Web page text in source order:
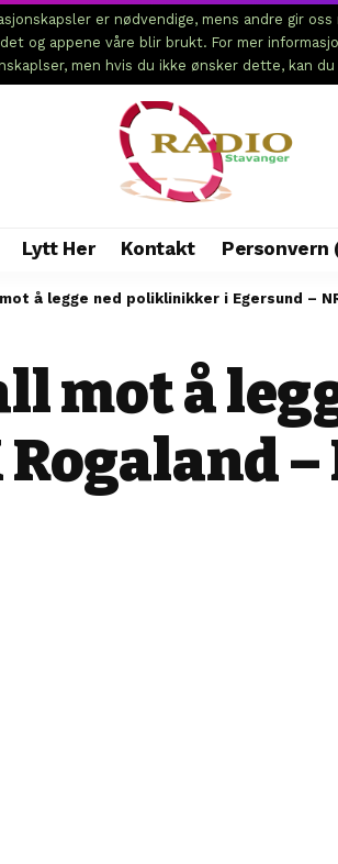
er nødvendige, mens andre gir
og appene våre blir brukt. For mer
men hvis du ikke ønsker dette, kan
Lytt Her Kontakt Personvern
å legge ned poliklinikker i Egersund –
mot å
Rogaland